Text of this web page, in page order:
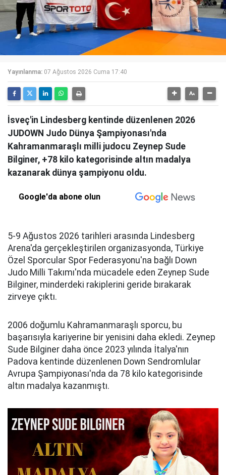
Yayınlanma: 07 Ağustos 2026 Cuma 17:40
İsveç'in Lindesberg kentinde düzenlenen 2026
JUDOWN Judo Dünya Şampiyonası'nda
Kahramanmaraşlı milli judocu Zeynep Sude
Bilginer, +78 kilo kategorisinde altın madalya
kazanarak dünya şampiyonu oldu.
Google'da abone olun
5-9 Ağustos 2026 tarihleri arasında Lindesberg
Arena'da gerçekleştirilen organizasyonda, Türkiye
Özel Sporcular Spor Federasyonu'na bağlı Down
Judo Milli Takımı'nda mücadele eden Zeynep Sude
Bilginer, minderdeki rakiplerini geride bırakarak
zirveye çıktı.
2006 doğumlu Kahramanmaraşlı sporcu, bu
başarısıyla kariyerine bir yenisini daha ekledi. Zeynep
Sude Bilginer daha önce 2023 yılında İtalya'nın
Padova kentinde düzenlenen Down Sendromlular
Avrupa Şampiyonası'nda da 78 kilo kategorisinde
altın madalya kazanmıştı.